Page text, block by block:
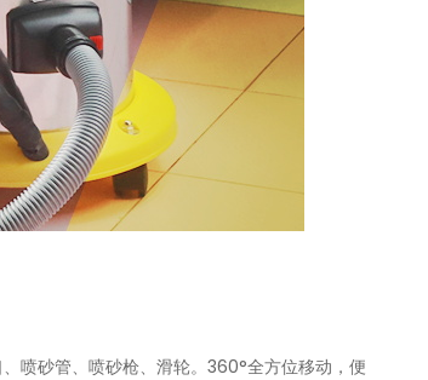
喷砂管、喷砂枪、滑轮。360°全方位移动，便